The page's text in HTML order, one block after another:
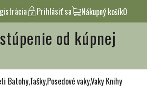
Prihlásiť sa Nákupný košík0
od kúpnej
Batohy,Tašky,Posedové vaky,Vaky Knihy